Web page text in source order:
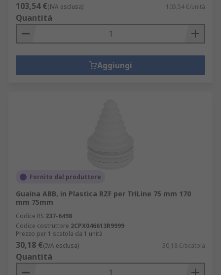
103,54 €(IVA esclusa) 103,54 €/unità
Quantità
Aggiungi
Fornito dal produttore
Guaina ABB, in Plastica RZF per TriLine 75 mm 170
mm 75mm
Codice RS 237-6498
Codice costruttore 2CPX046613R9999
Prezzo per 1 scatola da 1 unità
30,18 €(IVA esclusa) 30,18 €/scatola
Quantità